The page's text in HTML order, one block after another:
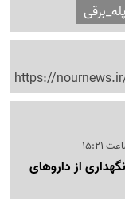
پله_برقی
https://
از داروهای